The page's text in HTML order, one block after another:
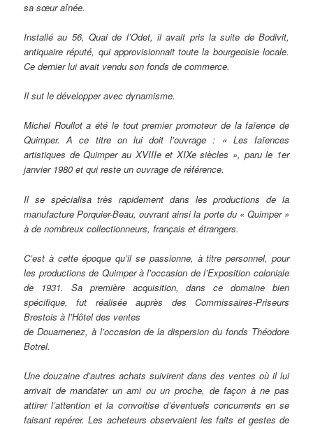
sa sœur aînée.
Installé au 56, Quai de l’Odet, il avait pris la suite de Bodivit,
antiquaire réputé, qui approvisionnait toute la bourgeoisie locale.
Ce dernier lui avait vendu son fonds de commerce.
Il sut le développer avec dynamisme.
Michel Roullot a été le tout premier promoteur de la faïence de
Quimper. A ce titre on lui doit l’ouvrage : « Les faïences
artistiques de Quimper au XVIIIe et XIXe siècles », paru le 1er
janvier 1980 et qui reste un ouvrage de référence.
Il se spécialisa très rapidement dans les productions de la
manufacture Porquier-Beau, ouvrant ainsi la porte du « Quimper »
à de nombreux collectionneurs, français et étrangers.
C’est à cette époque qu’il se passionne, à titre personnel, pour
les productions de Quimper à l’occasion de l’Exposition coloniale
de 1931. Sa première acquisition, dans ce domaine bien
spécifique, fut réalisée auprès des Commissaires-Priseurs
Brestois à l’Hôtel des ventes
de Douarnenez, à l’occasion de la dispersion du fonds Théodore
Botrel.
Une douzaine d’autres achats suivirent dans des ventes où il lui
arrivait de mandater un ami ou un proche, de façon à ne pas
attirer l’attention et la convoitise d’éventuels concurrents en se
faisant repérer. Les acheteurs observaient les faits et gestes de